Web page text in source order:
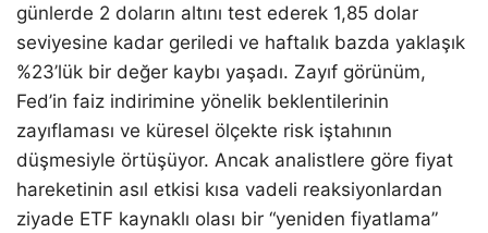
günlerde 2 doların altını test ederek 1,85 dolar
seviyesine kadar geriledi ve haftalık bazda yaklaşık
%23’lük bir değer kaybı yaşadı. Zayıf görünüm,
Fed’in faiz indirimine yönelik beklentilerinin
zayıflaması ve küresel ölçekte risk iştahının
düşmesiyle örtüşüyor. Ancak analistlere göre fiyat
hareketinin asıl etkisi kısa vadeli reaksiyonlardan
ziyade ETF kaynaklı olası bir “yeniden fiyatlama”